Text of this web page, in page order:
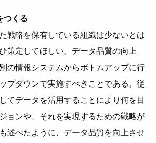
つくる
戦略を保有している組織は少ないとは
策定してほしい。データ品質の向上
の情報システムからボトムアップに行
プダウンで実施すべきことである。従
てデータを活用することにより何を目
ョンや、それを実現するための戦略が
述べたように、データ品質を向上させ